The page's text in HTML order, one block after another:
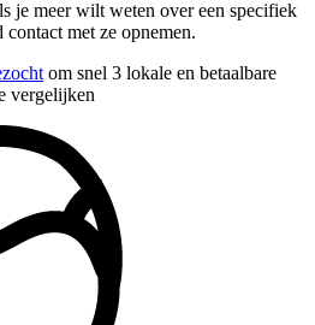
je meer wilt weten over een specifiek
met ze opnemen.
om snel 3 lokale en betaalbare
vergelijken